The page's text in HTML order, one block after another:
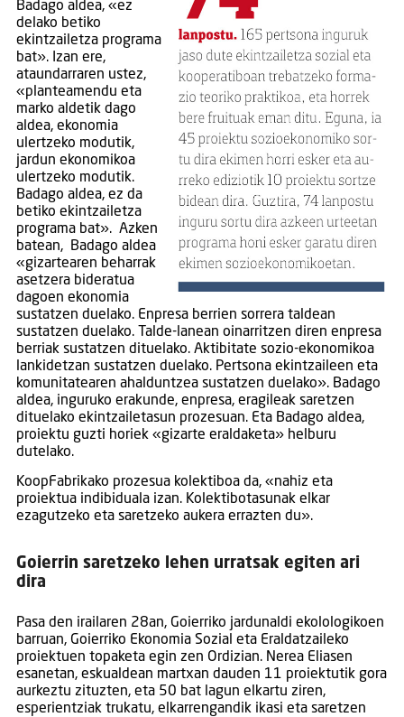
Badago aldea, «ez
delako betiko
ekintzailetza programa
bat». Izan ere,
ataundarraren ustez,
«planteamendu eta
marko aldetik dago
aldea, ekonomia
ulertzeko modutik,
jardun ekonomikoa
ulertzeko modutik.
Badago aldea, ez da
betiko ekintzailetza
programa bat». Azken
batean, Badago aldea
«gizartearen beharrak
asetzera bideratua
dagoen ekonomia
sustatzen duelako. Enpresa berrien sorrera taldean
sustatzen duelako. Talde-lanean oinarritzen diren enpresa
berriak sustatzen dituelako. Aktibitate sozio-ekonomikoa
lankidetzan sustatzen duelako. Pertsona ekintzaileen eta
komunitatearen ahalduntzea sustatzen duelako». Badago
aldea, inguruko erakunde, enpresa, eragileak saretzen
dituelako ekintzailetasun prozesuan. Eta Badago aldea,
proiektu guzti horiek «gizarte eraldaketa» helburu
dutelako.
KoopFabrikako prozesua kolektiboa da, «nahiz eta
proiektua indibiduala izan. Kolektibotasunak elkar
ezagutzeko eta saretzeko aukera errazten du».
Goierrin saretzeko lehen urratsak egiten ari
dira
Pasa den irailaren 28an, Goierriko jardunaldi ekolologikoen
barruan, Goierriko Ekonomia Sozial eta Eraldatzaileko
proiektuen topaketa egin zen Ordizian. Nerea Eliasen
esanetan, eskualdean martxan dauden 11 proiektutik gora
aurkeztu zituzten, eta 50 bat lagun elkartu ziren,
esperientziak trukatu, elkarrengandik ikasi eta saretzen